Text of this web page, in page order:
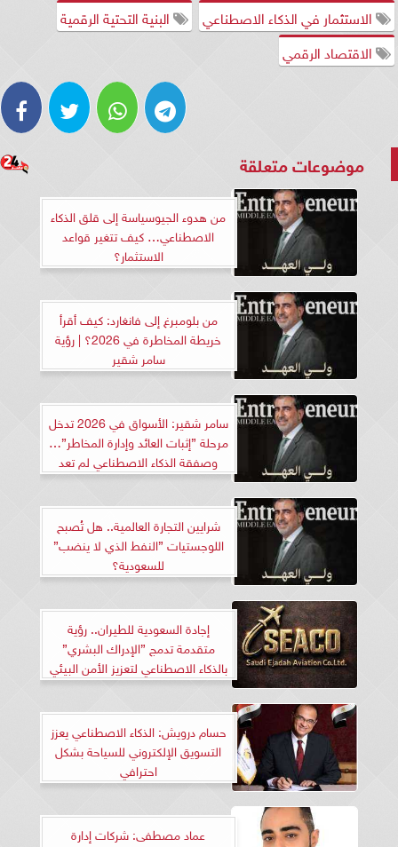
الاستثمار في الذكاء الاصطناعي
البنية التحتية الرقمية
الاقتصاد الرقمي
موضوعات متعلقة
من هدوء الجيوسياسة إلى قلق الذكاء
الاصطناعي… كيف تتغير قواعد
الاستثمار؟
من بلومبرغ إلى فانغارد: كيف أقرأ
خريطة المخاطرة في 2026؟ | رؤية
سامر شقير
سامر شقير: الأسواق في 2026 تدخل
مرحلة ”إثبات العائد وإدارة المخاطر”…
وصفقة الذكاء الاصطناعي لم تعد
محصنة
شرايين التجارة العالمية.. هل تُصبح
اللوجستيات ”النفط الذي لا ينضب”
للسعودية؟
إجادة السعودية للطيران.. رؤية
متقدمة تدمج ”الإدراك البشري”
بالذكاء الاصطناعي لتعزيز الأمن البيئي
والغذائي في المملكة
حسام درويش: الذكاء الاصطناعي يعزز
التسويق الإلكتروني للسياحة بشكل
احترافي
عماد مصطفى: شركات إدارة